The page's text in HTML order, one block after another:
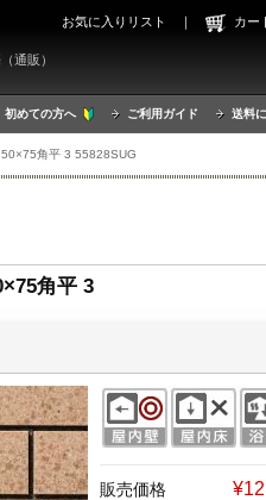
通販）
初めての方へ ご利用ガイド 送料
お気に入りリスト ｜ カ
角平 3 55828SUG
角平 3
販売価格